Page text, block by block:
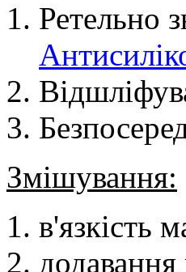
Ретельно
Змішування:
в'язкість